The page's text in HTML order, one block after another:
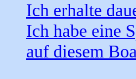
Ich erhalte
Ich habe eine
auf diesem